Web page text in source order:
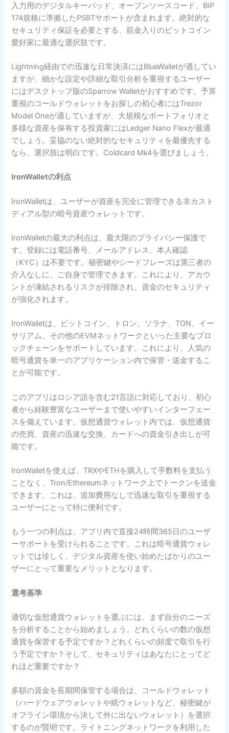
入力用のデジタルキーパッド、オープンソースコード、BIP
174規格に準拠したPSBTサポートが含まれます。絶対的な
セキュリティ保証を必要とする、筋金入りのビットコイン
愛好家に最適な選択肢です。
Lightning経由での迅速な日常決済にはBlueWalletが適してい
ますが、細かな設定や詳細な取引分析を重視するユーザー
にはデスクトップ版のSparrow Walletがおすすめです。予算
重視のコールドウォレットをお探しの初心者にはTrezor
Model Oneが適していますが、大規模なポートフォリオと
多様な資産を保有する投資家にはLedger Nano Flexが最適
でしょう。妥協のない絶対的なセキュリティを最優先する
なら、選択肢は明白です。Coldcard Mk4を選びましょう。
IronWalletの利点
IronWalletは、ユーザーが資産を完全に管理できる非カスト
ディアル型の暗号資産ウォレットです。
IronWalletの最大の利点は、最大限のプライバシー保護で
す。登録には電話番号、メールアドレス、本人確認
（KYC）は不要です。秘密鍵やシードフレーズは第三者の
介入なしに、ご自身で管理できます。これにより、アカウ
ントが凍結されるリスクが排除され、資金のセキュリティ
が強化されます。
IronWalletは、ビットコイン、トロン、ソラナ、TON、イー
サリアム、その他のEVMネットワークといった主要なブロ
ックチェーンをサポートしています。これにより、人気の
暗号通貨を単一のアプリケーション内で保管・送金するこ
とが可能です。
このアプリはロシア語を含む21言語に対応しており、初心
者から経験豊富なユーザーまで使いやすいインターフェー
スを備えています。仮想通貨ウォレット内では、仮想通貨
の売買、資産の迅速な交換、カードへの資金引き出しが可
能です。
IronWalletを使えば、TRXやETHを購入して手数料を支払う
ことなく、Tron/Ethereumネットワーク上でトークンを送金
できます。これは、追加費用なしで迅速な取引を重視する
ユーザーにとって特に便利です。
もう一つの利点は、アプリ内で直接24時間365日のユーザ
ーサポートを受けられることです。これは暗号通貨ウォレ
ットでは珍しく、デジタル資産を使い始めたばかりのユー
ザーにとって重要なメリットとなります。
選考基準
適切な仮想通貨ウォレットを選ぶには、まず自分のニーズ
を分析することから始めましょう。どれくらいの数の仮想
通貨を保管する予定ですか？どれくらいの頻度で取引を行
う予定ですか？そして、セキュリティはあなたにとってど
れほど重要ですか？
多額の資金を長期間保管する場合は、コールドウォレット
（ハードウェアウォレットや紙ウォレットなど、秘密鍵が
オフライン環境から決して外に出ないウォレット）を選択
するのが賢明です。ライトニングネットワークを利用した